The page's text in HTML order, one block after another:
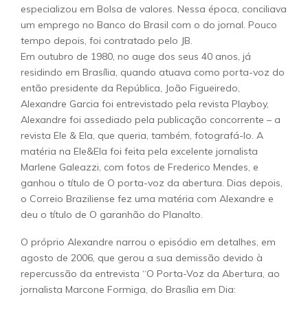
especializou em Bolsa de valores. Nessa época, conciliava
um emprego no Banco do Brasil com o do jornal. Pouco
tempo depois, foi contratado pelo JB.
Em outubro de 1980, no auge dos seus 40 anos, já
residindo em Brasília, quando atuava como porta-voz do
então presidente da República, João Figueiredo,
Alexandre Garcia foi entrevistado pela revista Playboy,
Alexandre foi assediado pela publicação concorrente – a
revista Ele & Ela, que queria, também, fotografá-lo. A
matéria na Ele&Ela foi feita pela excelente jornalista
Marlene Galeazzi, com fotos de Frederico Mendes, e
ganhou o título de O porta-voz da abertura. Dias depois,
o Correio Braziliense fez uma matéria com Alexandre e
deu o título de O garanhão do Planalto.
O próprio Alexandre narrou o episódio em detalhes, em
agosto de 2006, que gerou a sua demissão devido à
repercussão da entrevista “O Porta-Voz da Abertura, ao
jornalista Marcone Formiga, do Brasília em Dia: